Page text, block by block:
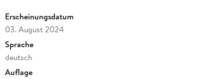
Erscheinungsdatum
03. August 2024
Sprache
deutsch
Auflage